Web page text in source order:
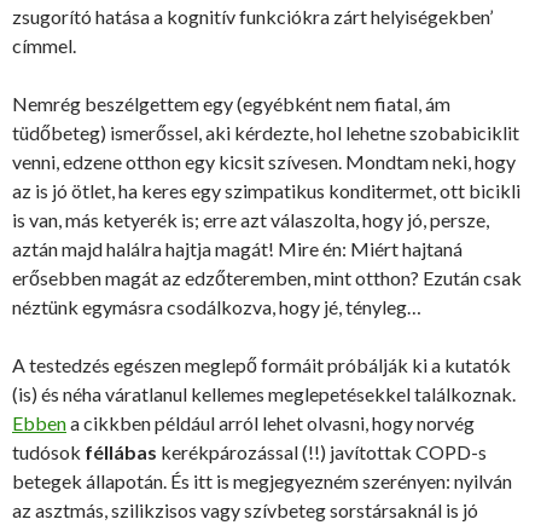
zsugorító hatása a kognitív funkciókra zárt helyiségekben’
címmel.
Nemrég beszélgettem egy (egyébként nem fiatal, ám
tüdőbeteg) ismerőssel, aki kérdezte, hol lehetne szobabiciklit
venni, edzene otthon egy kicsit szívesen. Mondtam neki, hogy
az is jó ötlet, ha keres egy szimpatikus konditermet, ott bicikli
is van, más ketyerék is; erre azt válaszolta, hogy jó, persze,
aztán majd halálra hajtja magát! Mire én: Miért hajtaná
erősebben magát az edzőteremben, mint otthon? Ezután csak
néztünk egymásra csodálkozva, hogy jé, tényleg…
A testedzés egészen meglepő formáit próbálják ki a kutatók
(is) és néha váratlanul kellemes meglepetésekkel találkoznak.
Ebbena cikkben például arról lehet olvasni, hogy norvég
tudósok féllábas kerékpározással (!!) javítottak COPD-s
betegek állapotán. És itt is megjegyezném szerényen: nyilván
az asztmás, szilikzisos vagy szívbeteg sorstársaknál is jó